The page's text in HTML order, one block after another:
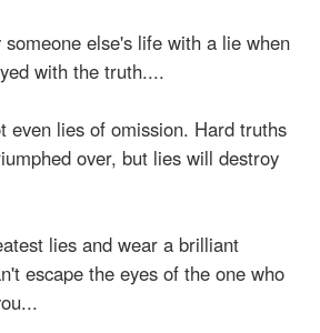
else's life with a lie when
with the truth....
even lies of omission. Hard truths
over, but lies will destroy
lies and wear a brilliant
escape the eyes of the one who